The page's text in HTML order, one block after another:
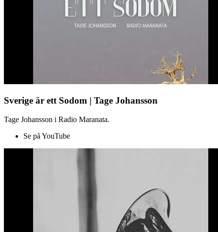
Sverige är ett Sodom | Tage Johansson
Tage Johansson i Radio Maranata.
Se på YouTube